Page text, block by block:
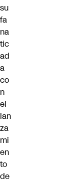
su
fa
na
tic
ad
a
co
n
el
lan
za
mi
en
to
de